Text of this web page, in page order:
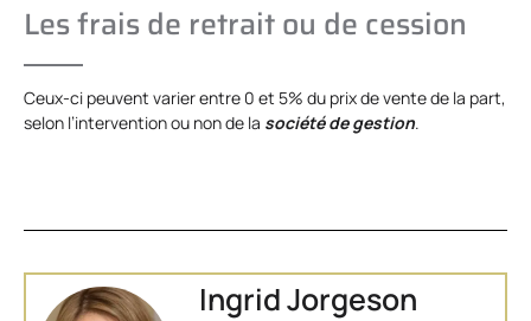
Les frais de retrait ou de cession
Ceux-ci peuvent varier entre 0 et 5% du prix de vente de la part,
selon l’intervention ou non de la société de gestion.
Ingrid Jorgeson